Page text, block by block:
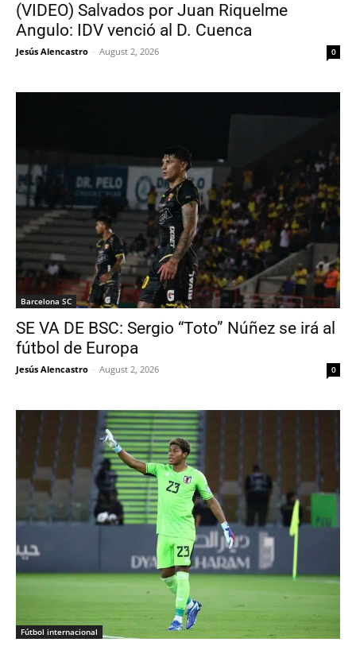
(VIDEO) Salvados por Juan Riquelme
Angulo: IDV venció al D. Cuenca
Jesús Alencastro - August 2, 2026 0
Barcelona SC
SE VA DE BSC: Sergio “Toto” Núñez se irá al
fútbol de Europa
Jesús Alencastro - August 2, 2026 0
Fútbol internacional